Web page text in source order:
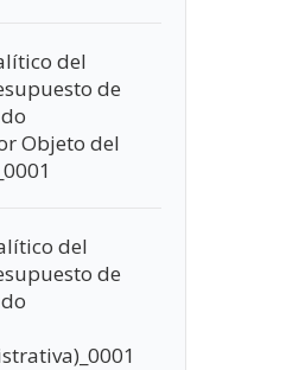
del
de
Objeto del
del
de